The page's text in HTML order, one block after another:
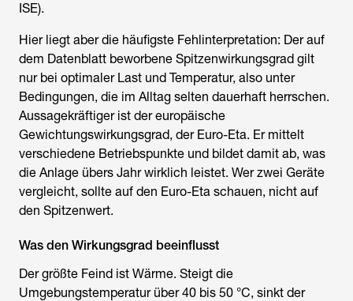
ISE).
Hier liegt aber die häufigste Fehlinterpretation: Der auf
dem Datenblatt beworbene Spitzenwirkungsgrad gilt
nur bei optimaler Last und Temperatur, also unter
Bedingungen, die im Alltag selten dauerhaft herrschen.
Aussagekräftiger ist der europäische
Gewichtungswirkungsgrad, der Euro-Eta. Er mittelt
verschiedene Betriebspunkte und bildet damit ab, was
die Anlage übers Jahr wirklich leistet. Wer zwei Geräte
vergleicht, sollte auf den Euro-Eta schauen, nicht auf
den Spitzenwert.
Was den Wirkungsgrad beeinflusst
Der größte Feind ist Wärme. Steigt die
Umgebungstemperatur über 40 bis 50 °C, sinkt der